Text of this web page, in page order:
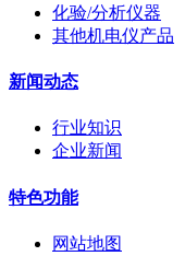
化验/分析仪器
其他机电仪产品
新闻动态
行业知识
企业新闻
特色功能
网站地图